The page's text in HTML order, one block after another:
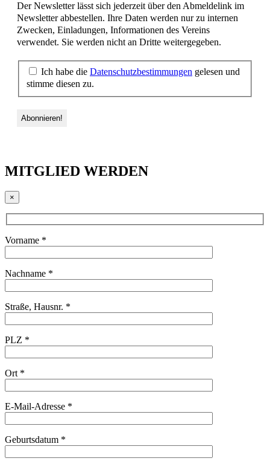
Der Newsletter lässt sich jederzeit über den Abmeldelink im
Newsletter abbestellen. Ihre Daten werden nur zu internen
Zwecken, Einladungen, Informationen des Vereins
verwendet. Sie werden nicht an Dritte weitergegeben.
Ich habe die Datenschutzbestimmungen gelesen und
stimme diesen zu.
MITGLIED WERDEN
×
Vorname *
Nachname *
Straße, Hausnr. *
PLZ *
Ort *
E-Mail-Adresse *
Geburtsdatum *